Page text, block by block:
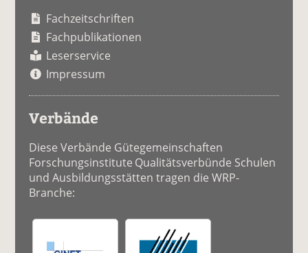
Fachzeitschriften
Fachpublikationen
Leserservice
Impressum
Verbände
Diese Verbände Gütegemeinschaften
Forschungsinstitute Qualitätsverbünde Schulen
und Ausbildungsstätten tragen die WRP-
Branche: